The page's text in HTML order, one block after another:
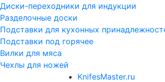
Диски-переходники для индукции
Разделочные доски
Подставки для кухонных
Подставки под горячее
Вилки для мяса
Чехлы для ножей
KnifesMaster.ru